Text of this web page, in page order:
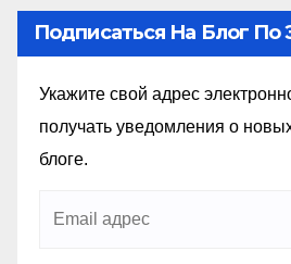
Подписаться На Блог По
Укажите свой адрес
получать уведомления о
блоге.